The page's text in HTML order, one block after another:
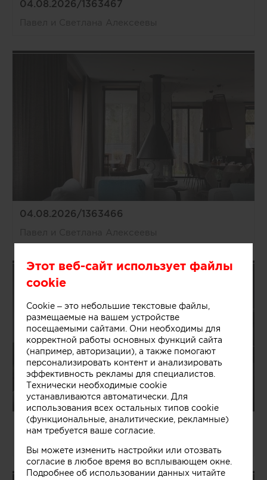
04.08.2026/1363467
04.08.2026/1363466
04.08.2026/1363465
Этот веб-сайт использует файлы
cookie
Cookie – это небольшие текстовые файлы,
размещаемые на вашем устройстве
посещаемыми сайтами. Они необходимы для
корректной работы основных функций сайта
(например, авторизации), а также помогают
персонализировать контент и анализировать
эффективность рекламы для специалистов.
Технически необходимые cookie
устанавливаются автоматически. Для
использования всех остальных типов cookie
(функциональные, аналитические, рекламные)
нам требуется ваше согласие.
Вы можете изменить настройки или отозвать
согласие в любое время во всплывающем окне.
Подробнее об использовании данных читайте